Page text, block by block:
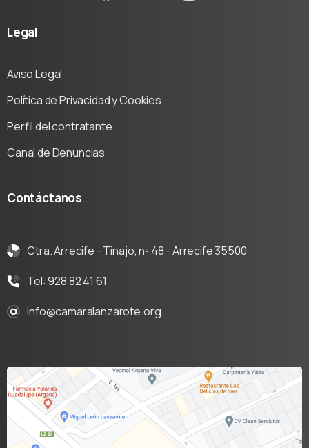
Legal
Aviso Legal
Política de Privacidad y Cookies
Perfil del contratante
Canal de Denuncias
Contáctanos
Ctra. Arrecife - Tinajo, nº 48 - Arrecife 35500
Tel: 928 82 41 61
info@camaralanzarote.org